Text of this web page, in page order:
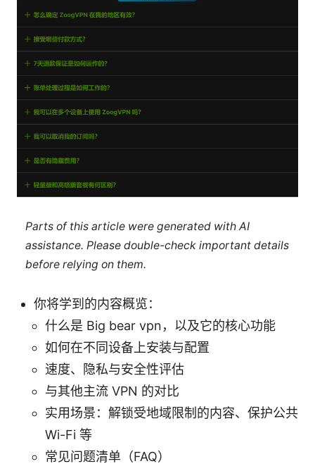
Parts of this article were generated with AI
assistance. Please double-check important details
before relying on them.
你将学到的内容概览：
什么是 Big bear vpn，以及它的核心功能
如何在不同设备上安装与配置
速度、隐私与安全性评估
与其他主流 VPN 的对比
实用场景：解锁受地域限制的内容、保护公共
Wi-Fi 等
常见问题清单（FAQ）